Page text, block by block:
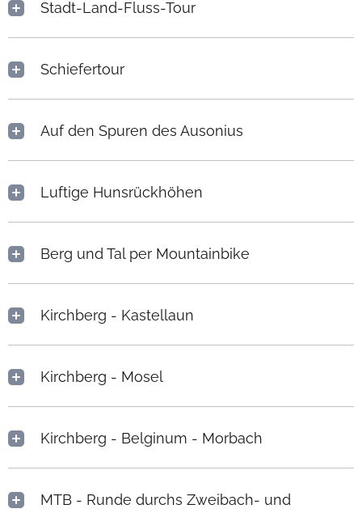
Stadt-Land-Fluss-Tour
Schiefertour
Auf den Spuren des Ausonius
Luftige Hunsrückhöhen
Berg und Tal per Mountainbike
Kirchberg - Kastellaun
Kirchberg - Mosel
Kirchberg - Belginum - Morbach
MTB - Runde durchs Zweibach- und